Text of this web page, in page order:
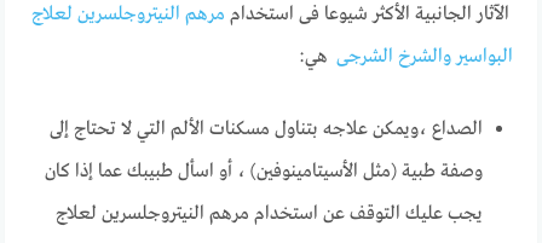
الآثار الجانبية الأكثر شيوعا فى استخدام مرهم النيتروجلسرين لعلاج
البواسير والشرخ الشرجى هي:
الصداع ،ويمكن علاجه بتناول مسكنات الألم التي لا تحتاج إلى
وصفة طبية (مثل الأسيتامينوفين) ، أو اسأل طبيبك عما إذا كان
يجب عليك التوقف عن استخدام مرهم النيتروجلسرين لعلاج